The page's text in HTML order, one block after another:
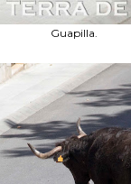
Guapilla.